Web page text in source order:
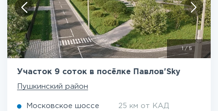
1/5
Участок 9 соток в посёлке Павлов'Sky
Пушкинский район
Московское шоссе 25 км от КАД